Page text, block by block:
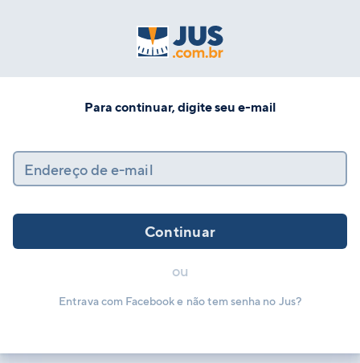
Para continuar, digite seu e-mail
Endereço de e-mail
Continuar
ou
Entrava com Facebook e não tem senha no Jus?